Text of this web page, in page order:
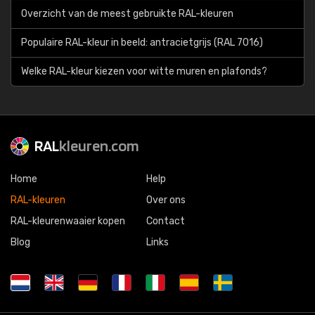
Overzicht van de meest gebruikte RAL-kleuren
Populaire RAL-kleur in beeld: antracietgrijs (RAL 7016)
Welke RAL-kleur kiezen voor witte muren en plafonds?
RALkleuren.com
Home
RAL-kleuren
RAL-kleurenwaaier kopen
Blog
Help
Over ons
Contact
Links